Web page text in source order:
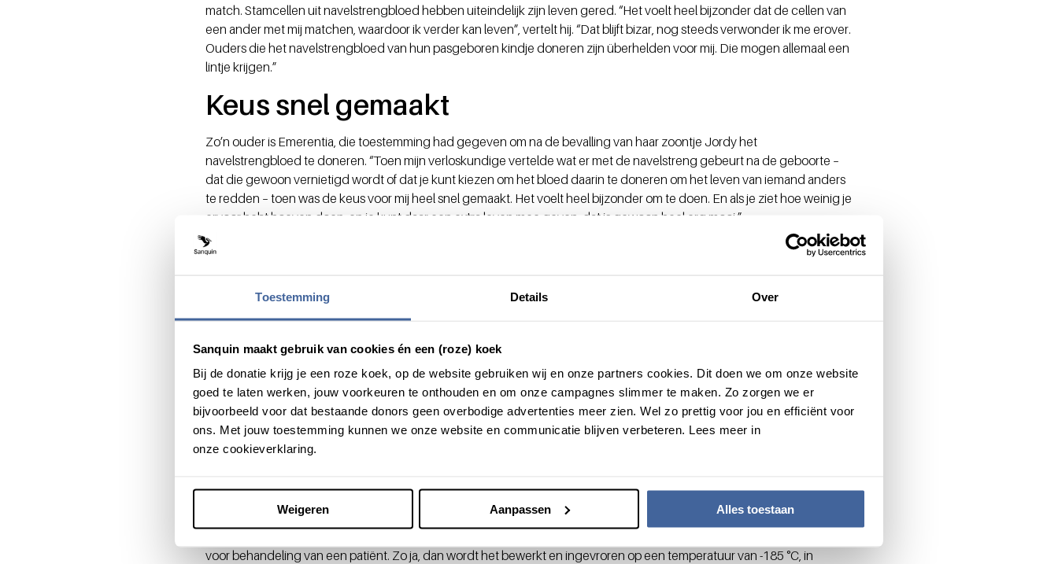
Toestemming Details Over
Sanquin maakt gebruik van cookies én een (roze) koek
Bij de donatie krijg je een roze koek, op de website gebruiken wij en onze partners cookies. Dit doen we om onze website
goed te laten werken, jouw voorkeuren te onthouden en om onze campagnes slimmer te maken. Zo zorgen we er
bijvoorbeeld voor dat bestaande donors geen overbodige advertenties meer zien. Wel zo prettig voor jou en efficiënt voor
ons. Met jouw toestemming kunnen we onze website en communicatie blijven verbeteren. Lees meer in
onze cookieverklaring.
Weigeren Aanpassen Alles toestaan
match. Stamcellen uit navelstrengbloed hebben uiteindelijk zijn leven gered. “Het voelt heel bijzonder dat de cellen van
een ander met mij matchen, waardoor ik verder kan leven”, vertelt hij. “Dat blijft bizar, nog steeds verwonder ik me erover.
Ouders die het navelstrengbloed van hun pasgeboren kindje doneren zijn überhelden voor mij. Die mogen allemaal een
lintje krijgen.”
Keus snel gemaakt
Zo’n ouder is Emerentia, die toestemming had gegeven om na de bevalling van haar zoontje Jordy het
navelstrengbloed te doneren. “Toen mijn verloskundige vertelde wat er met de navelstreng gebeurt na de geboorte –
dat die gewoon vernietigd wordt of dat je kunt kiezen om het bloed daarin te doneren om het leven van iemand anders
te redden – toen was de keus voor mij heel snel gemaakt. Het voelt heel bijzonder om te doen. En als je ziet hoe weinig je
ervoor hebt hoeven doen, en je kunt daar een extra leven mee geven, dat is gewoon heel erg mooi.”
Pijnloos en zonder risico
Navelstrengbloed doneren kan alleen in een ziekenhuis of geboortecentrum dat met Sanquin samenwerkt, namelijk het
navelstrengbloed op. Dat gebeurt als de baby al is geboren maar de placenta nog niet. Ze prikt na het afnavelen de
navelstreng aan en vangt zoveel mogelijk van het bijzondere bloed op. Dat is pijnloos en zonder enig risico voor moeder
of kind. De gezondheid van moeder en kind gaan altijd voor en het verloskundig proces wordt niet verstoord. De
donatie van navelstrengbloed kan ook na het uitkloppen van de navelstreng. Maar hoe langer de navelstreng uitgeklopt
wordt, hoe kleiner de kans is dat het navelstrengbloed nog geschikt is voor de behandeling van patiënten. Van het
afnemen van het navelstrengbloed door de verloskundig hulpverlener merk je bijna niets. Zo vertelt Emerentia:
Ingevroren
voor behandeling van een patiënt. Zo ja, dan wordt het bewerkt en ingevroren op een temperatuur van -185 °C, in